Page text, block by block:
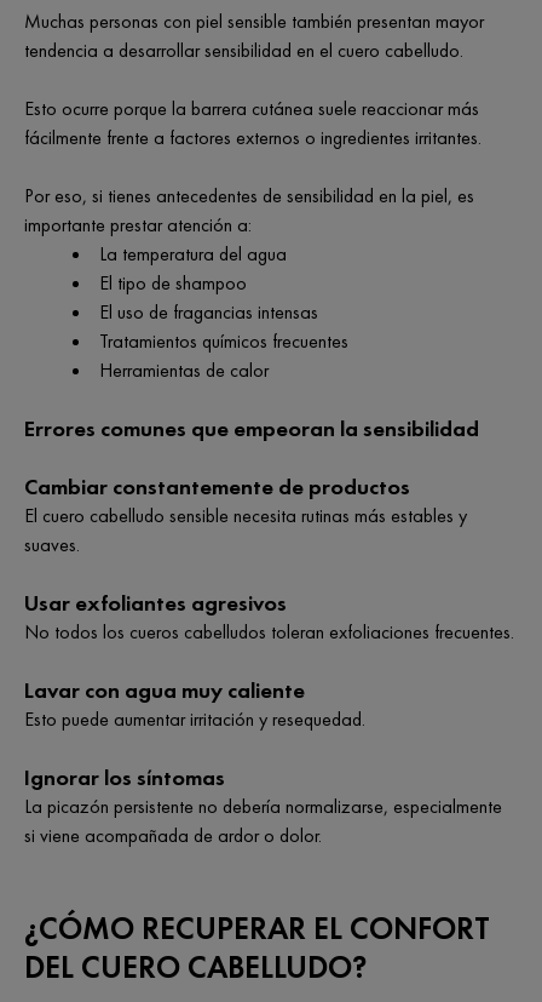
Muchas personas con piel sensible también presentan mayor
tendencia a desarrollar sensibilidad en el cuero cabelludo.
Esto ocurre porque la barrera cutánea suele reaccionar más
fácilmente frente a factores externos o ingredientes irritantes.
Por eso, si tienes antecedentes de sensibilidad en la piel, es
importante prestar atención a:
La temperatura del agua
El tipo de shampoo
El uso de fragancias intensas
Tratamientos químicos frecuentes
Herramientas de calor
Errores comunes que empeoran la sensibilidad
Cambiar constantemente de productos
El cuero cabelludo sensible necesita rutinas más estables y
suaves.
Usar exfoliantes agresivos
No todos los cueros cabelludos toleran exfoliaciones frecuentes.
Lavar con agua muy caliente
Esto puede aumentar irritación y resequedad.
Ignorar los síntomas
La picazón persistente no debería normalizarse, especialmente
si viene acompañada de ardor o dolor.
¿CÓMO RECUPERAR EL CONFORT
DEL CUERO CABELLUDO?